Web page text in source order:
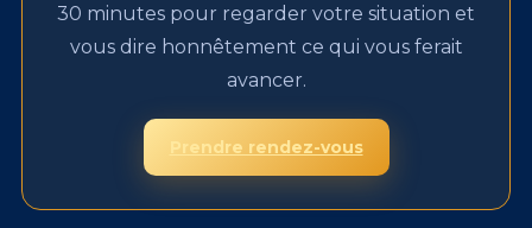
30 minutes pour regarder votre situation et
vous dire honnêtement ce qui vous ferait
avancer.
Prendre rendez-vous